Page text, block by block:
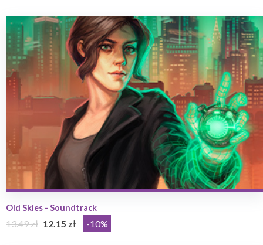
Old Skies - Soundtrack
13.49 zł 12.15 zł -10%